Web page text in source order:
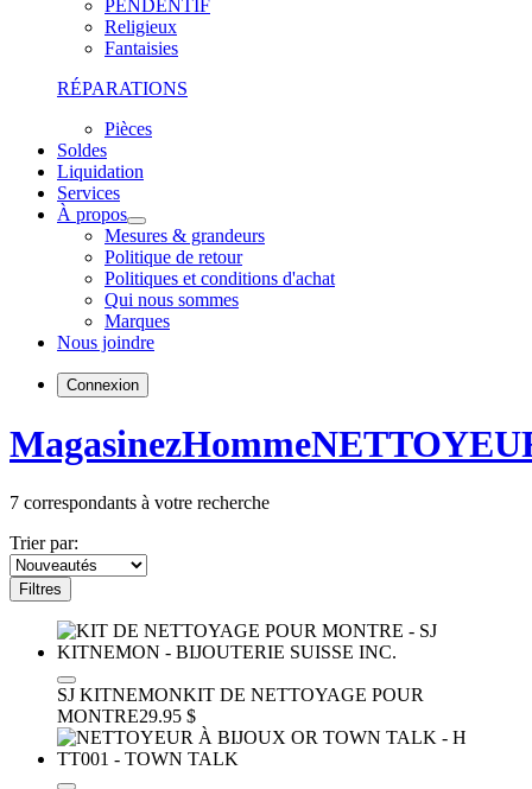
PENDENTIF
Religieux
Fantaisies
RÉPARATIONS
Pièces
Soldes
Liquidation
Services
À propos
Mesures & grandeurs
Politique de retour
Politiques et conditions d'achat
Qui nous sommes
Marques
Nous joindre
Connexion
MagasinezHomme
7 correspondants à votre recherche
Trier par:
Filtres
SJ KITNEMONKIT DE NETTOYAGE POUR
MONTRE29.95 $